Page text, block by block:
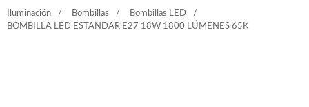
Iluminación Bombillas
Bombillas LED
BOMBILLA LED ESTANDAR E27 18W 1800 LÚMENES 65K